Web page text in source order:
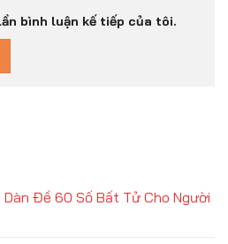
bình luận kế tiếp của tôi.
Dàn Đề 60 Số Bất Tử Cho Người